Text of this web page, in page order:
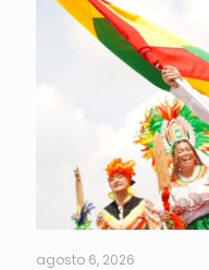
agosto 6, 2026